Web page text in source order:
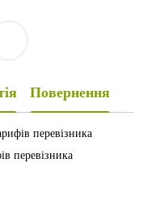
Повернення
перевізника
перевізника